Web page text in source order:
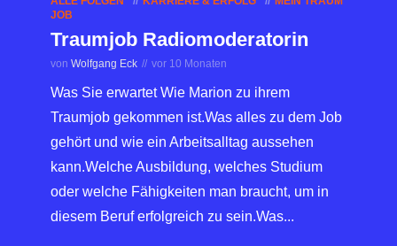
JOB
Traumjob Radiomoderatorin
von Wolfgang Eck vor 10 Monaten
Was Sie erwartet Wie Marion zu ihrem
Traumjob gekommen ist.Was alles zu dem Job
gehört und wie ein Arbeitsalltag aussehen
kann.Welche Ausbildung, welches Studium
oder welche Fähigkeiten man braucht, um in
diesem Beruf erfolgreich zu sein.Was...